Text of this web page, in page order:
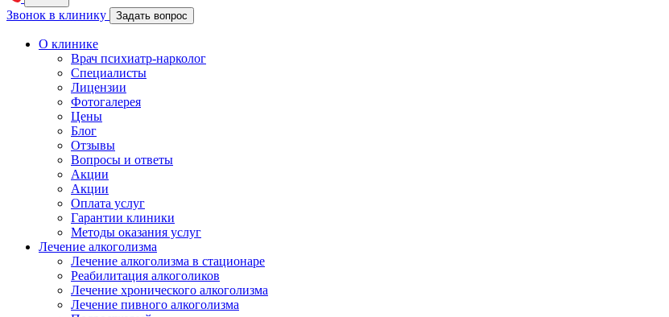
Звонок в клинику Задать вопрос
О клинике
Врач психиатр-нарколог
Специалисты
Лицензии
Фотогалерея
Цены
Блог
Отзывы
Вопросы и ответы
Акции
Акции
Оплата услуг
Гарантии клиники
Методы оказания услуг
Лечение алкоголизма
Лечение алкоголизма в стационаре
Реабилитация алкоголиков
Лечение хронического алкоголизма
Лечение пивного алкоголизма